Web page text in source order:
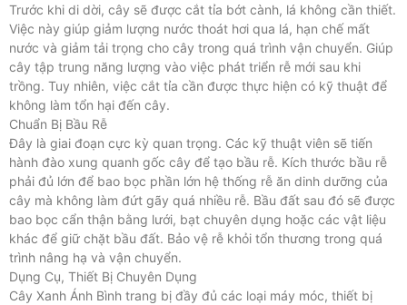
Trước khi di dời, cây sẽ được cắt tỉa bớt cành, lá không cần thiết.
Việc này giúp giảm lượng nước thoát hơi qua lá, hạn chế mất
nước và giảm tải trọng cho cây trong quá trình vận chuyển. Giúp
cây tập trung năng lượng vào việc phát triển rễ mới sau khi
trồng. Tuy nhiên, việc cắt tỉa cần được thực hiện có kỹ thuật để
không làm tổn hại đến cây.
Chuẩn Bị Bầu Rễ
Đây là giai đoạn cực kỳ quan trọng. Các kỹ thuật viên sẽ tiến
hành đào xung quanh gốc cây để tạo bầu rễ. Kích thước bầu rễ
phải đủ lớn để bao bọc phần lớn hệ thống rễ ăn dinh dưỡng của
cây mà không làm đứt gãy quá nhiều rễ. Bầu đất sau đó sẽ được
bao bọc cẩn thận bằng lưới, bạt chuyên dụng hoặc các vật liệu
khác để giữ chặt bầu đất. Bảo vệ rễ khỏi tổn thương trong quá
trình nâng hạ và vận chuyển.
Dụng Cụ, Thiết Bị Chuyên Dụng
Cây Xanh Ánh Bình trang bị đầy đủ các loại máy móc, thiết bị